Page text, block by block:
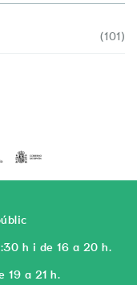
(101)
h i de 16 a 20 h.
19 a 21 h.